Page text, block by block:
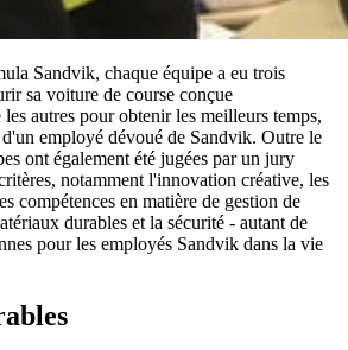
Sandvik, chaque équipe a eu trois
sa voiture de course conçue
autres pour obtenir les meilleurs temps,
employé dévoué de Sandvik. Outre le
ont également été jugées par un jury
notamment l'innovation créative, les
compétences en matière de gestion de
durables et la sécurité - autant de
pour les employés Sandvik dans la vie